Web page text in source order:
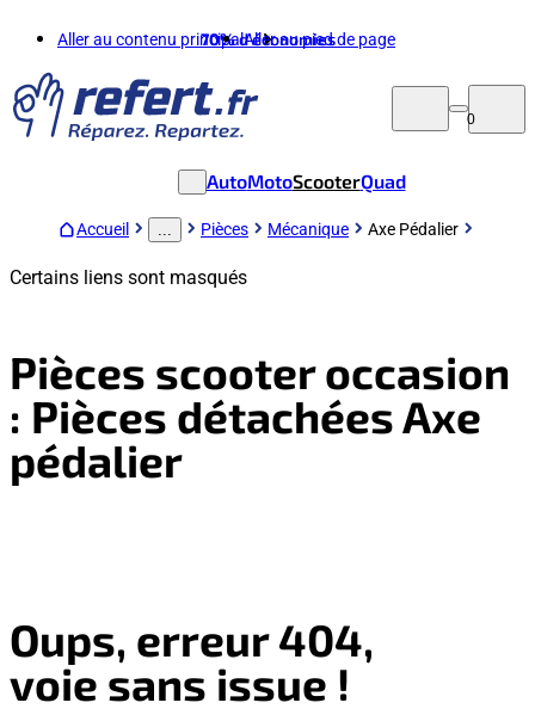
Aller au contenu principalAller au pied de page
70%d'économies
0
AutoMotoScooterQuad
Accueil Pièces Mécanique Axe Pédalier
Certains liens sont masqués
Pièces scooter occasion
: Pièces détachées Axe
pédalier
Oups, erreur 404,
voie sans issue !